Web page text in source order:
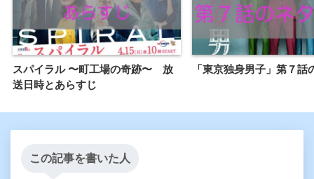
スパイラル 〜町工場の奇跡〜 放
送日時とあらすじ
「東京独身男子」第７話
この記事を書いた人